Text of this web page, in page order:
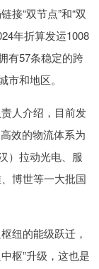
接“双节点”和“双
年折算发运1008
有57条稳定的跨
和地区。
人介绍，目前发
效的物流体系为
）拉动光电、服
博世等一大批国
纽的能级跃迁，
枢”升级，这也是